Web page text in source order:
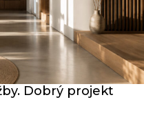
Dobrý projekt